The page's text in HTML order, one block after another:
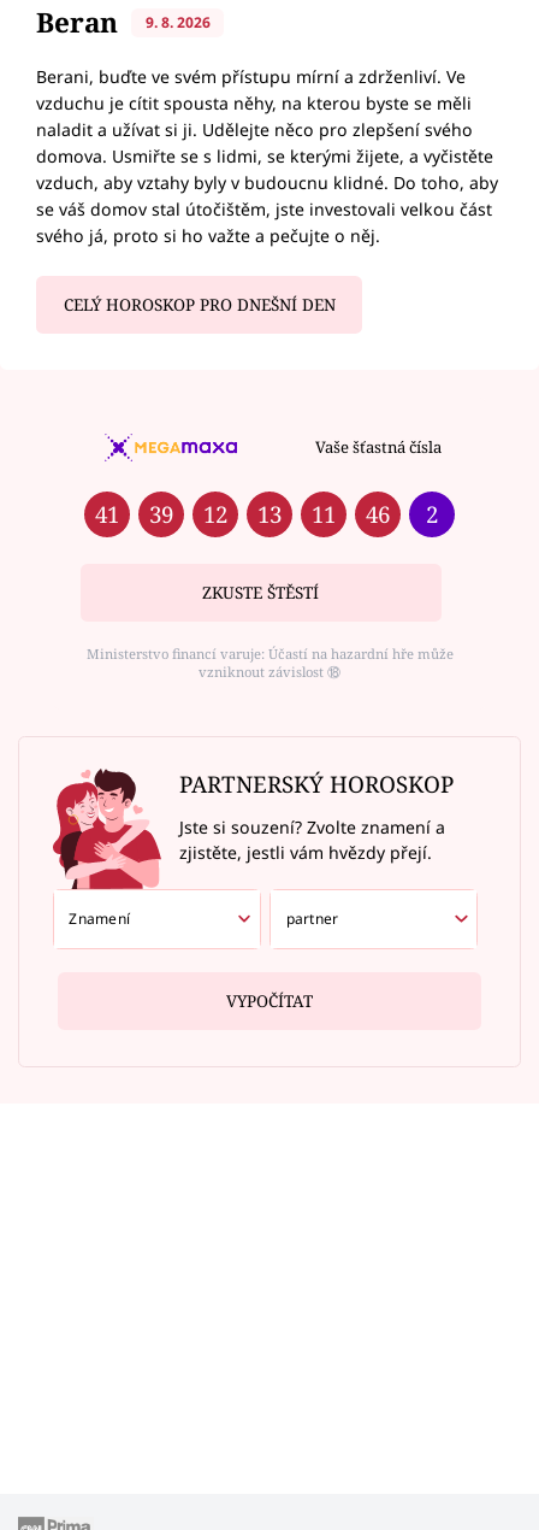
Beran 9. 8. 2026
Berani, buďte ve svém přístupu mírní a zdrženliví. Ve
vzduchu je cítit spousta něhy, na kterou byste se měli
naladit a užívat si ji. Udělejte něco pro zlepšení svého
domova. Usmiřte se s lidmi, se kterými žijete, a vyčistěte
vzduch, aby vztahy byly v budoucnu klidné. Do toho, aby
se váš domov stal útočištěm, jste investovali velkou část
svého já, proto si ho važte a pečujte o něj.
CELÝ HOROSKOP PRO DNEŠNÍ DEN
Vaše šťastná čísla
41 39 12 13 11 46 2
ZKUSTE ŠTĚSTÍ
Ministerstvo financí varuje: Účastí na hazardní hře může
vzniknout závislost ⑱
PARTNERSKÝ HOROSKOP
Jste si souzení? Zvolte znamení a
zjistěte, jestli vám hvězdy přejí.
VYPOČÍTAT